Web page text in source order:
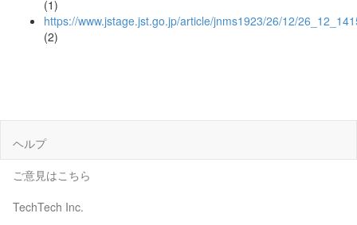
(1)
https://www.jstage.jst.go.jp/article/jnms1923/26/12/
(2)
ヘルプ
ご意見はこちら
TechTech Inc.